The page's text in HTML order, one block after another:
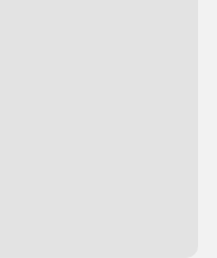
- Pessoas que
lazer e
residência de
mercado